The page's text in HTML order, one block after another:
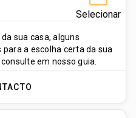
Selecionar
sua casa, alguns
a escolha certa da sua
em nosso guia.